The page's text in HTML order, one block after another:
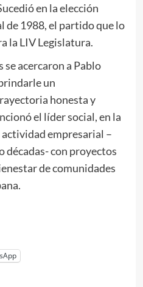
en la elección
de 1988, el partido que lo
la LIV Legislatura.
acercaron a Pablo
un
honesta y
el líder social, en la
empresarial –
décadas- con proyectos
de comunidades